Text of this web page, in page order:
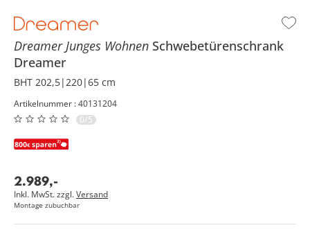
Dreamer Junges Wohnen Schwebetürenschrank
Dreamer
BHT 202,5|220|65 cm
Artikelnummer : 40131204
0/5
2.989,-
Inkl. MwSt. zzgl.Versand
Montage zubuchbar